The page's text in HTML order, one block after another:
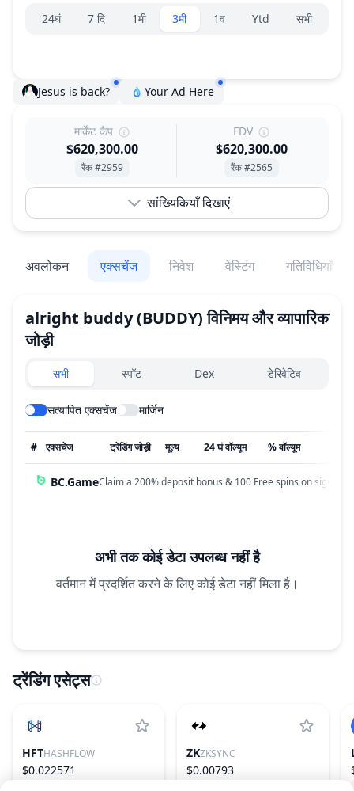
रेंज चयनकर्ता।
24घं 7 दि 1मी 3मी 1व Ytd सभी
Jesus is back? Your Ad Here
मार्केट कैप
$620,300.00
रैंक #2959
FDV
$620,300.00
रैंक #2565
सांख्यिकियाँ दिखाएं
अवलोकन एक्सचेंज निवेश वेस्टिंग गतिविधियाँ
alright buddy(BUDDY) विनिमय और व्यापारिक
जोड़ी
Exchanges type
सभी स्पॉट Dex डेरिवेटिव
सत्यापित एक्सचेंज मार्जिन
# एक्सचेंज ट्रेडिंग जोड़ी मूल्य 24 घं वॉल्यूम % वॉल्यूम
BC.GameClaim a 200% deposit bonus & 100 Free spins on sign up!
अभी तक कोई डेटा उपलब्ध नहीं है
वर्तमान में प्रदर्शित करने के लिए कोई डेटा नहीं मिला है।
ट्रेंडिंग एसेट्स
HFTHASHFLOW
$0.022571
ZKZKSYNC
$0.00793